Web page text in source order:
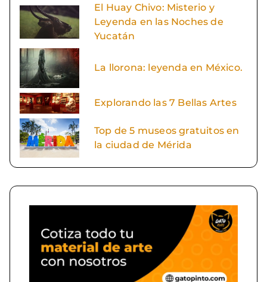
El Huay Chivo: Misterio y
Leyenda en las Noches de
Yucatán
La llorona: leyenda en México.
Explorando las 7 Bellas Artes
Top de 5 museos gratuitos en
la ciudad de Mérida